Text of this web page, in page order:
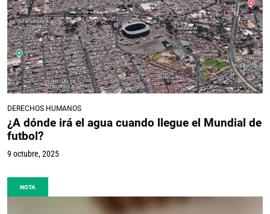
DERECHOS HUMANOS
¿A dónde irá el agua cuando llegue el Mundial de
futbol?
9 octubre, 2025
NOTA